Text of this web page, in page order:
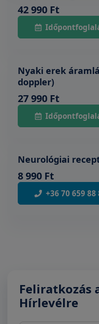
42 990 Ft
Nyaki erek
doppler)
27 990 Ft
Neurológiai
8 990 Ft
+36 70 659 88
Feliratkozás
Hírlevélre